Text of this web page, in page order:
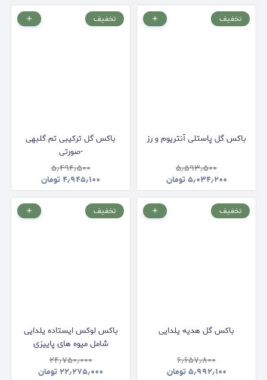
تخفیف
باکس گل پاستلی آنتریوم و رز
۵٫۵۹۳٫۵۰۰
۵٫۰۳۴٫۲۰۰تومان
تخفیف
باکس گل ترکیبی تم گلبهی
-صورتی
۵٫۴۹۴٫۵۰۰
۴٫۹۴۵٫۱۰۰ تومان
تخفیف
باکس گل هدیه یلدایی
۶٫۶۵۷٫۸۰۰
۵٫۹۹۲٫۱۰۰تومان
تخفیف
باکس لوکس ایستاده یلدایی
شامل میوه های پاییزی
۲۴٫۷۵۰٫۰۰۰
۲۲٫۲۷۵٫۰۰۰ تومان